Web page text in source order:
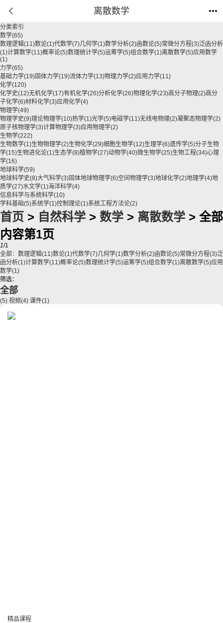
离散数学
分类索引
数学(65)
数理逻辑(11)数论(1)代数学(7)几何学(1)数学分析(2)函数论(5)常微分方程(3)泛函分析
(1)计算数学(11)概率论(5)数理统计学(5)运筹学(5)组合数学(1)离散数学(5)应用数学
(1)
力学(65)
基础力学(19)固体力学(19)流体力学(13)物理力学(2)应用力学(11)
化学(120)
化学史(12)无机化学(17)有机化学(26)分析化学(26)物理化学(23)高分子物理(2)高分
子化学(6)材料化学(3)应用化学(4)
物理学(49)
物理学史(9)理论物理学(10)热学(1)光学(5)电磁学(11)无线电物理(2)凝聚态物理学(2)
原子核物理学(3)计算物理学(3)应用物理学(2)
生物学(222)
生物数学(1)生物物理学(2)生物化学(29)细胞生物学(12)生理学(6)遗传学(5)分子生物
学(15)生物进化论(1)生态学(8)植物学(27)动物学(40)微生物学(25)生物工程(34)心理
学(16)
地球科学(59)
地球科学史(8)大气科学(3)固体地球物理学(6)空间物理学(3)地球化学(2)地理学(4)地
质学(27)水文学(1)海洋科学(4)
信息科学与系统科学(10)
学科基础(5)系统学(1)控制理论(1)系统工程方法论(2)
首页 > 自然科学 > 数学 > 离散数学 > 全部
内容第1页
1/1
全部： 数理逻辑(11)数论(1)代数学(7)几何学(1)数学分析(2)函数论(5)常微分方程(3)泛
函分析(1)计算数学(11)概率论(5)数理统计学(5)运筹学(5)组合数学(1)离散数学(5)应用
数学(1)
筛选：
全部
(5) 视频(4) 课件(1)
精品课程